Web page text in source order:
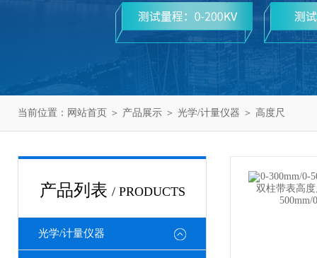
当前位置： 网站首页 ＞ 产品展示 ＞ 光学/计量仪器 ＞ 高度尺
产品列表 / PRODUCTS
光学/计量仪器